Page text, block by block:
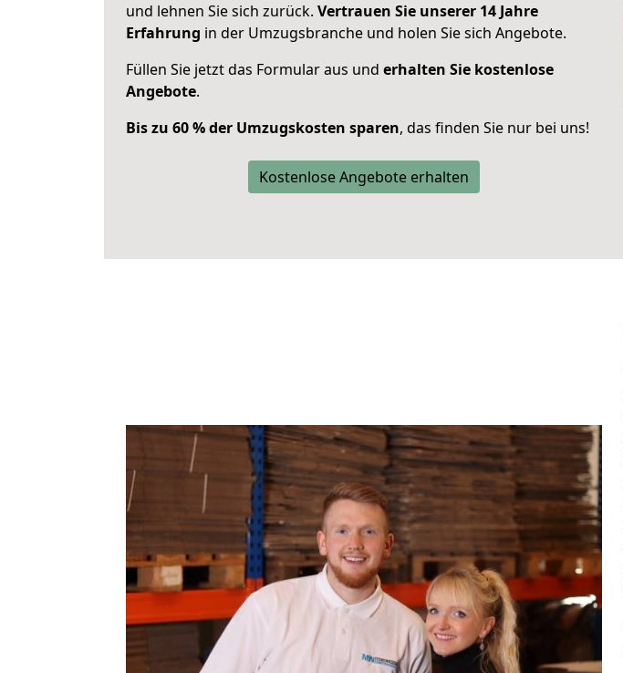
und lehnen Sie sich zurück. Vertrauen Sie unserer 14 Jahre
Erfahrung in der Umzugsbranche und holen Sie sich Angebote.
Füllen Sie jetzt das Formular aus und erhalten Sie kostenlose
Angebote.
Bis zu 60 % der Umzugskosten sparen, das finden Sie nur bei uns!
Kostenlose Angebote erhalten